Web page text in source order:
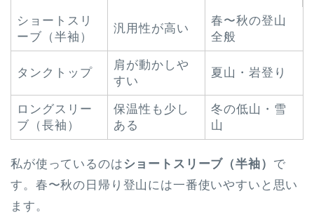
ショートスリ
ーブ（半袖）
汎用性が高い
春〜秋の登山
全般
タンクトップ
肩が動かしや
すい
夏山・岩登り
ロングスリー
ブ（長袖）
保温性も少し
ある
冬の低山・雪
山
私が使っているのはショートスリーブ（半袖） で
す。春〜秋の日帰り登山には一番使いやすいと思い
ます。